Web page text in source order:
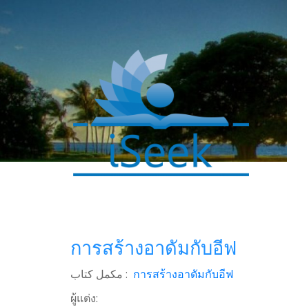
การสร้างอาดัมกับอีฟ
مکمل کتاب : การสร้างอาดัมกับอีฟ
ผู้แต่ง:
Facebook